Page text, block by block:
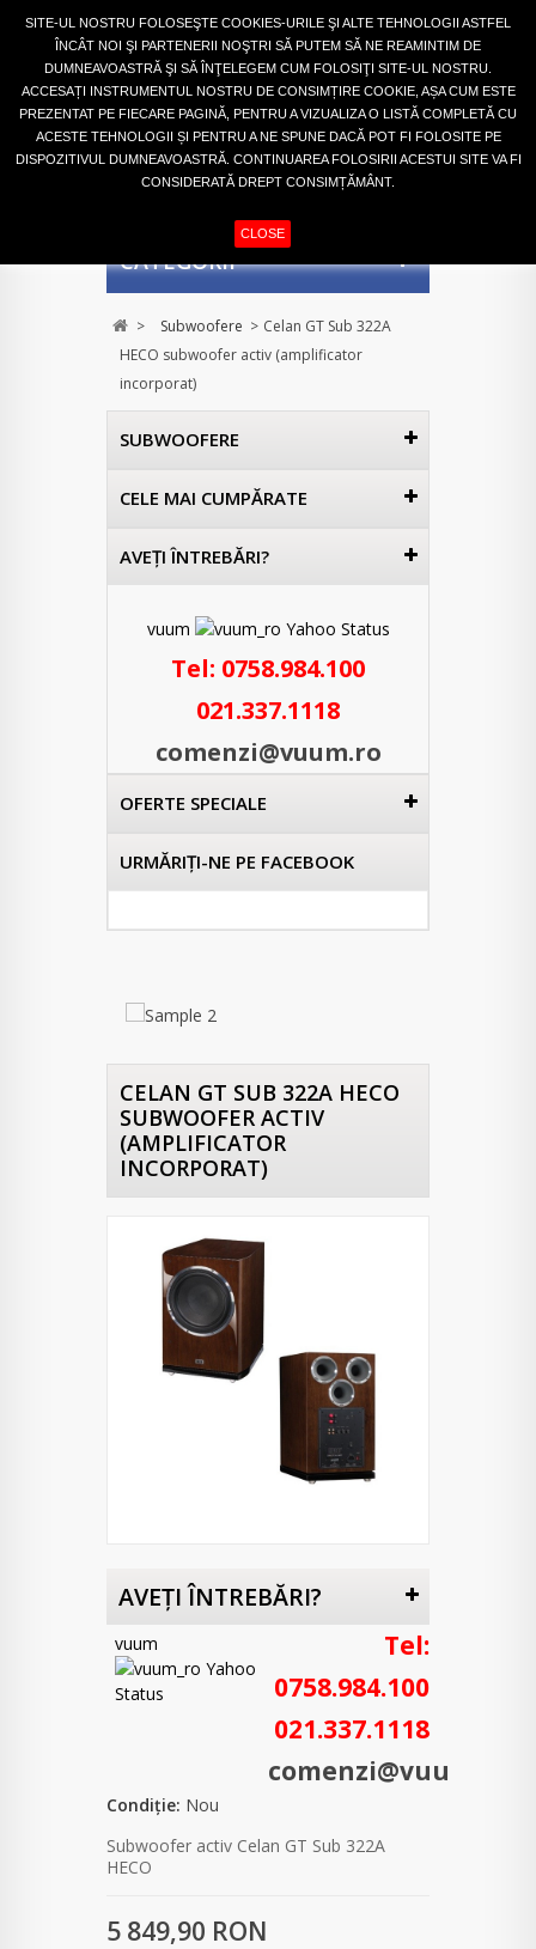
Autentifică-te
COŞ (GOL)
CATEGORII
> Subwoofere > Celan GT Sub 322A
HECO subwoofer activ (amplificator
incorporat)
SUBWOOFERE
CELE MAI CUMPĂRATE
AVEŢI ÎNTREBĂRI?
vuum
Tel: 0758.984.100
021.337.1118
comenzi@vuum.ro
OFERTE SPECIALE
URMĂRIŢI-NE PE FACEBOOK
CELAN GT SUB 322A HECO
SUBWOOFER ACTIV
(AMPLIFICATOR
INCORPORAT)
AVEŢI ÎNTREBĂRI?
vuum
Tel:
0758.984.100
021.337.1118
comenzi@vuum.ro
Condiție: Nou
Subwoofer activ Celan GT Sub 322A
HECO
5 849,90 RON
SITE-UL NOSTRU FOLOSEŞTE COOKIES-URILE ŞI ALTE TEHNOLOGII ASTFEL
ÎNCÂT NOI ŞI PARTENERII NOŞTRI SĂ PUTEM SĂ NE REAMINTIM DE
DUMNEAVOASTRĂ ŞI SĂ ÎNŢELEGEM CUM FOLOSIŢI SITE-UL NOSTRU.
ACCESAȚI INSTRUMENTUL NOSTRU DE CONSIMȚIRE COOKIE, AȘA CUM ESTE
PREZENTAT PE FIECARE PAGINĂ, PENTRU A VIZUALIZA O LISTĂ COMPLETĂ CU
ACESTE TEHNOLOGII ȘI PENTRU A NE SPUNE DACĂ POT FI FOLOSITE PE
DISPOZITIVUL DUMNEAVOASTRĂ. CONTINUAREA FOLOSIRII ACESTUI SITE VA FI
CONSIDERATĂ DREPT CONSIMȚĂMÂNT.
CLOSE